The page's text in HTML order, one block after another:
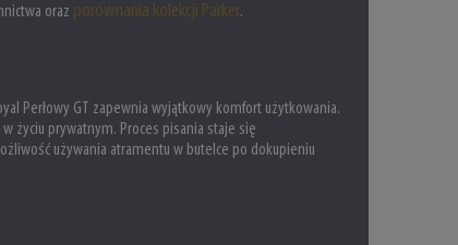
oraz porównania kolekcji Parker.
Perłowy GT zapewnia wyjątkowy komfort użytkowania.
życiu prywatnym. Proces pisania staje się
używania atramentu w butelce po dokupieniu